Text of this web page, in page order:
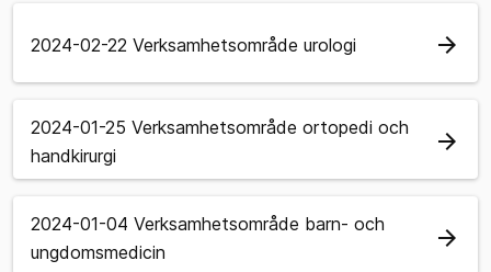
2024-02-22 Verksamhetsområde urologi arrow_forward
2024-01-25 Verksamhetsområde ortopedi och
handkirurgi
arrow_forward
2024-01-04 Verksamhetsområde barn- och
ungdomsmedicin
arrow_forward